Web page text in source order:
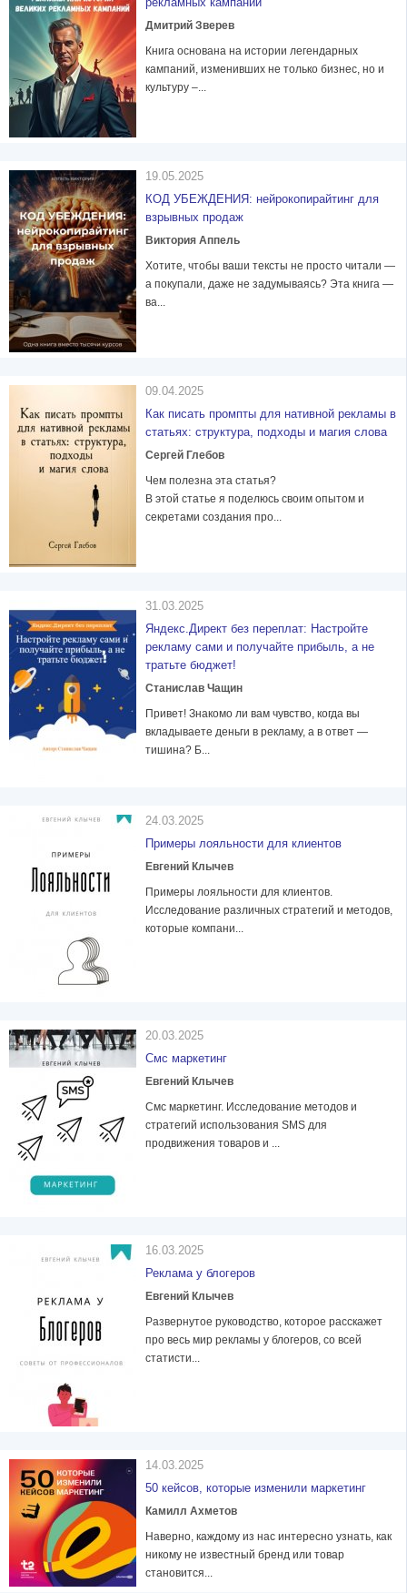
Дмитрий Зверев
Книга основана на истории легендарных
кампаний, изменивших не только бизнес, но и
культуру –...
19.05.2025
КОД УБЕЖДЕНИЯ: нейрокопирайтинг для
взрывных продаж
Виктория Аппель
Хотите, чтобы ваши тексты не просто читали —
а покупали, даже не задумываясь? Эта книга —
ва...
09.04.2025
Как писать промпты для нативной рекламы в
статьях: структура, подходы и магия слова
Сергей Глебов
Чем полезна эта статья?
В этой статье я поделюсь своим опытом и
секретами создания про...
31.03.2025
Яндекс.Директ без переплат: Настройте
рекламу сами и получайте прибыль, а не
тратьте бюджет!
Станислав Чащин
Привет! Знакомо ли вам чувство, когда вы
вкладываете деньги в рекламу, а в ответ —
тишина? Б...
24.03.2025
Примеры лояльности для клиентов
Евгений Клычев
Примеры лояльности для клиентов.
Исследование различных стратегий и методов,
которые компани...
20.03.2025
Смс маркетинг
Евгений Клычев
Смс маркетинг. Исследование методов и
стратегий использования SMS для
продвижения товаров и ...
16.03.2025
Реклама у блогеров
Евгений Клычев
Развернутое руководство, которое расскажет
про весь мир рекламы у блогеров, со всей
статисти...
14.03.2025
50 кейсов, которые изменили маркетинг
Камилл Ахметов
Наверно, каждому из нас интересно узнать, как
никому не известный бренд или товар
становится...